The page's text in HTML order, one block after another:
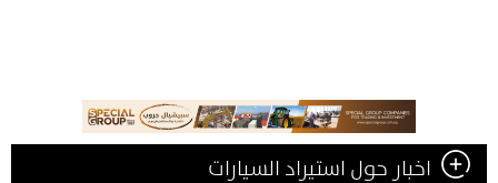
اخبار حول استيراد السيارات